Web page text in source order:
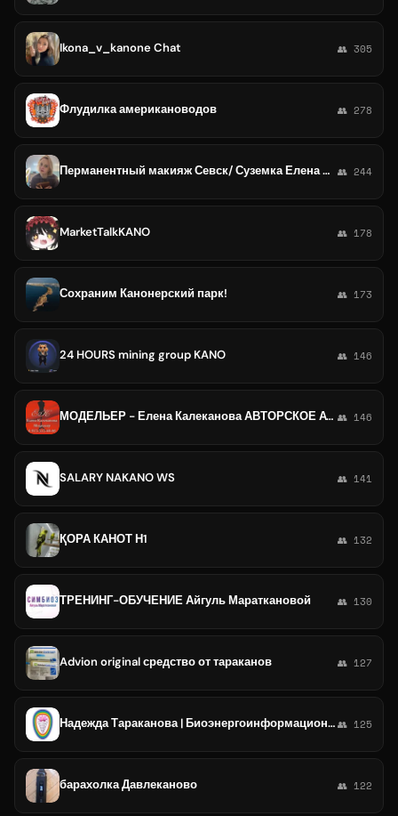
Ikona_v_kanone Chat 👥 305
Флудилка американоводов 👥 278
Перманентный макияж Севск/ Суземка Елена Цуканова 👥 244
MarketTalkKANO 👥 178
Сохраним Канонерский парк! 👥 173
24 HOURS mining group KANO 👥 146
МОДЕЛЬЕР - Елена Калеканова АВТОРСКОЕ АТЕЛЬЕ - Новокузнецк 🧵✂️ # САЛОН ПОШИВА # ОДЕЖДЫ НА ЗАКАЗ ЛЮБОЙ СЛОЖНОСТИ 👥 146
SALARY NAKANO WS 👥 141
ҚОРА КАНОТ Н1 👥 132
ТРЕНИНГ-ОБУЧЕНИЕ Айгуль Мараткановой 👥 130
Advion original средство от тараканов 👥 127
Надежда Тараканова | Биоэнергоинформационные технологии👥 125
барахолка Давлеканово 👥 122